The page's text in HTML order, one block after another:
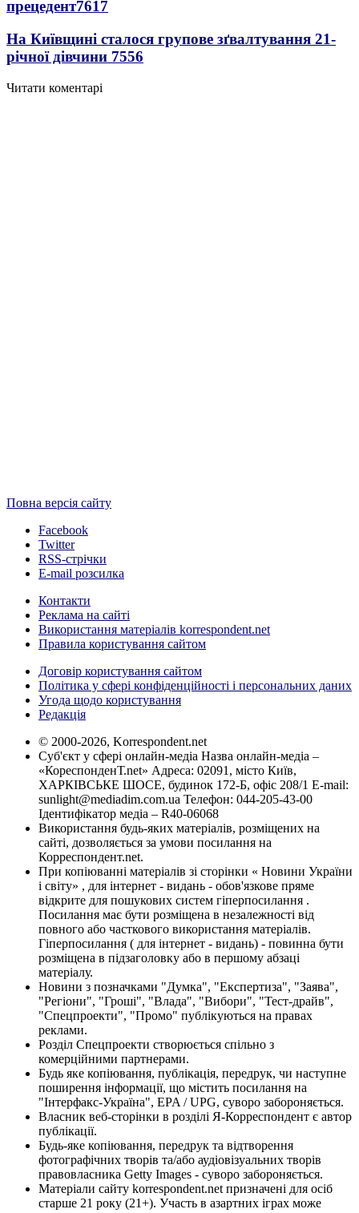
прецедент7617
На Київщині сталося групове зґвалтування 21-
річної дівчини 7556
Читати коментарі
Повна версія сайту
Facebook
Twitter
RSS-стрічки
E-mail розсилка
Контакти
Реклама на сайті
Використання матеріалів korrespondent.net
Правила користування сайтом
Договір користування сайтом
Політика у сфері конфіденційності і персональних даних
Угода щодо користування
Редакція
© 2000-2026, Korrespondent.net
Суб'єкт у сфері онлайн-медіа Назва онлайн-медіа –
«КореспонденТ.net» Адреса: 02091, місто Київ,
ХАРКІВСЬКЕ ШОСЕ, будинок 172-Б, офіс 208/1 E-mail:
sunlight@mediadim.com.ua Телефон: 044-205-43-00
Ідентифікатор медіа – R40-06068
Використання будь-яких матеріалів, розміщених на
сайті, дозволяється за умови посилання на
Корреспондент.net.
При копіюванні матеріалів зі сторінки « Новини України
і світу» , для інтернет - видань - обов'язкове пряме
відкрите для пошукових систем гіперпосилання .
Посилання має бути розміщена в незалежності від
повного або часткового використання матеріалів.
Гіперпосилання ( для інтернет - видань) - повинна бути
розміщена в підзаголовку або в першому абзаці
матеріалу.
Новини з позначками "Думка", "Експертиза", "Заява",
"Регіони", "Гроші", "Влада", "Вибори", "Тест-драйв",
"Спецпроекти", "Промо" публікуються на правах
реклами.
Розділ Спецпроекти створюється спільно з
комерційними партнерами.
Будь яке копіювання, публікація, передрук, чи наступне
поширення інформації, що містить посилання на
"Інтерфакс-Україна", EPA / UPG, суворо забороняється.
Власник веб-сторінки в розділі Я-Корреспондент є автор
публікації.
Будь-яке копіювання, передрук та відтворення
фотографічних творів та/або аудіовізуальних творів
правовласника Getty Images - суворо забороняється.
Матеріали сайту korrespondent.net призначені для осіб
старше 21 року (21+). Участь в азартних іграх може